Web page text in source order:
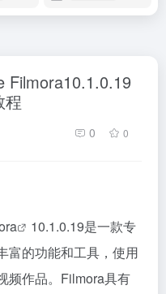
Filmora10.1.0.19
程
0 0
10.1.0.19是一款专
富的功能和工具，使用
频作品。Filmora具有